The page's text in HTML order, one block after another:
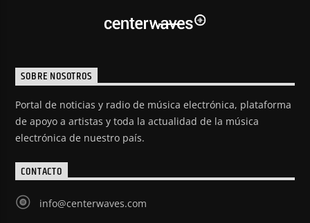
SOBRE NOSOTROS
Portal de noticias y radio de música electrónica, plataforma
de apoyo a artistas y toda la actualidad de la música
electrónica de nuestro país.
CONTACTO
info@centerwaves.com